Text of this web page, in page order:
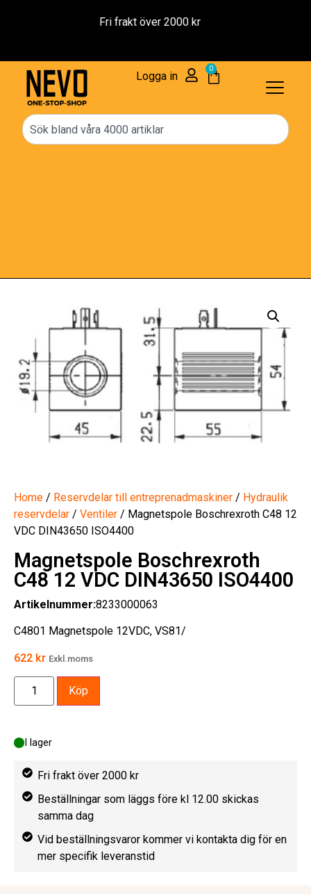
Reservdelar – 1 års Garanti
Logga in
0
Home / Reservdelar till entreprenadmaskiner / Hydraulik
reservdelar / Ventiler / Magnetspole Boschrexroth C48 12
VDC DIN43650 ISO4400
Magnetspole Boschrexroth
C48 12 VDC DIN43650 ISO4400
Artikelnummer:8233000063
C4801 Magnetspole 12VDC, VS81/
622 kr Exkl.moms
I lager
Köp
Fri frakt över 2000 kr
Beställningar som läggs före kl 12.00 skickas
samma dag
Vid beställningsvaror kommer vi kontakta dig för en
mer specifik leveranstid